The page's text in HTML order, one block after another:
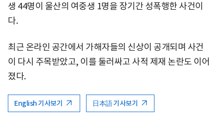
생 44명이 울산의 여중생 1명을 장기간 성폭행한 사건이
다.
최근 온라인 공간에서 가해자들의 신상이 공개되며 사건
이 다시 주목받았고, 이를 둘러싸고 사적 제재 논란도 이어
졌다.
English 기사보기 日本語 기사보기